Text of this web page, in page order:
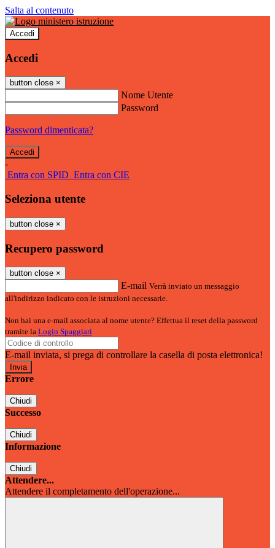
Salta al contenuto
Accedi
Accedi
button close ×
Nome Utente
Password
Password dimenticata?
-
Entra con SPID Entra con CIE
Seleziona utente
button close ×
Recupero password
button close ×
E-mail Verrà inviato un messaggio
all'indirizzo indicato con le istruzioni necessarie.
Non hai una e-mail associata al nome utente? Effettua il reset della password
tramite la Login Spaggiari
E-mail inviata, si prega di controllare la casella di posta elettronica!
Errore
Chiudi
Successo
Chiudi
Informazione
Chiudi
Attendere...
Attendere il completamento dell'operazione...